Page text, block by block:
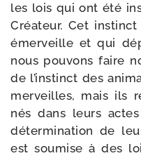
les lois qui ont été
Créateur. Cet
émer­veille et qui
nous pou­vons faire
de l’instinct des
mer­veilles, mais ils
nés dans leurs
déter­mi­na­tion de
est sou­mise à des